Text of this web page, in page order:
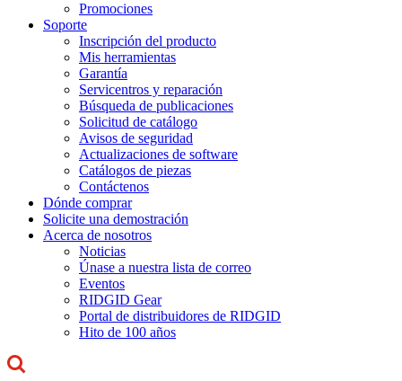
Promociones
Soporte
Inscripción del producto
Mis herramientas
Garantía
Servicentros y reparación
Búsqueda de publicaciones
Solicitud de catálogo
Avisos de seguridad
Actualizaciones de software
Catálogos de piezas
Contáctenos
Dónde comprar
Solicite una demostración
Acerca de nosotros
Noticias
Únase a nuestra lista de correo
Eventos
RIDGID Gear
Portal de distribuidores de RIDGID
Hito de 100 años